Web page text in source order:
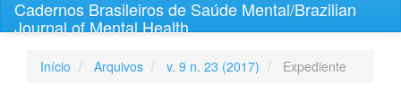
Cadernos Brasileiros de Saúde Mental/Brazilian
Journal of Mental Health
Início Arquivos v. 9 n. 23 (2017) Expediente